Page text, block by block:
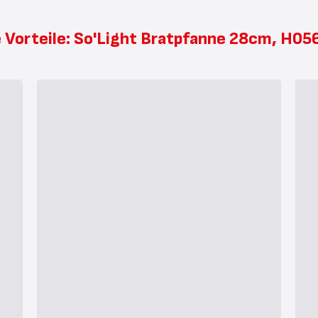
Vorteile: So'Light Bratpfanne 28cm,